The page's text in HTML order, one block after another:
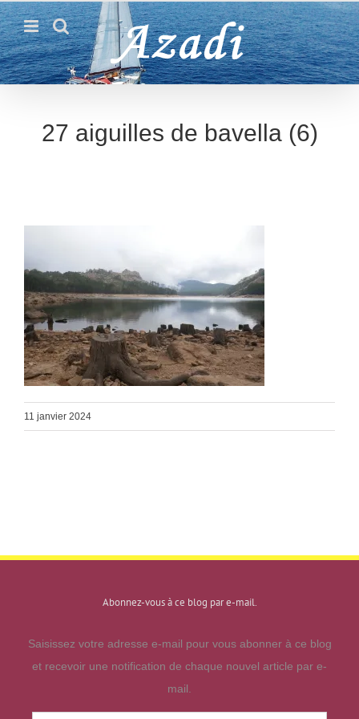
Passer
au
contenu
27 aiguilles de bavella (6)
11 janvier 2024
Abonnez-vous à ce blog par e-mail.
Saisissez votre adresse e-mail pour vous abonner à ce blog
et recevoir une notification de chaque nouvel article par e-
mail.